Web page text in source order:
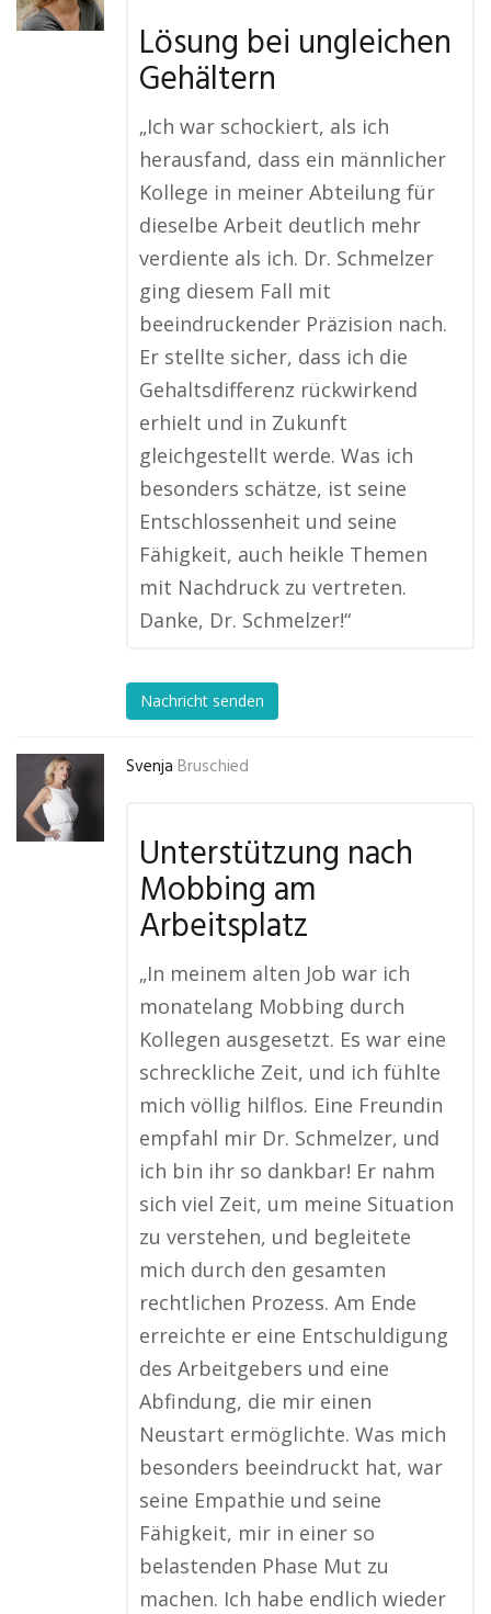
Lösung bei ungleichen
Gehältern
„Ich war schockiert, als ich
herausfand, dass ein männlicher
Kollege in meiner Abteilung für
dieselbe Arbeit deutlich mehr
verdiente als ich. Dr. Schmelzer
ging diesem Fall mit
beeindruckender Präzision nach.
Er stellte sicher, dass ich die
Gehaltsdifferenz rückwirkend
erhielt und in Zukunft
gleichgestellt werde. Was ich
besonders schätze, ist seine
Entschlossenheit und seine
Fähigkeit, auch heikle Themen
mit Nachdruck zu vertreten.
Danke, Dr. Schmelzer!“
Nachricht senden
Svenja Bruschied
Unterstützung nach
Mobbing am
Arbeitsplatz
„In meinem alten Job war ich
monatelang Mobbing durch
Kollegen ausgesetzt. Es war eine
schreckliche Zeit, und ich fühlte
mich völlig hilflos. Eine Freundin
empfahl mir Dr. Schmelzer, und
ich bin ihr so dankbar! Er nahm
sich viel Zeit, um meine Situation
zu verstehen, und begleitete
mich durch den gesamten
rechtlichen Prozess. Am Ende
erreichte er eine Entschuldigung
des Arbeitgebers und eine
Abfindung, die mir einen
Neustart ermöglichte. Was mich
besonders beeindruckt hat, war
seine Empathie und seine
Fähigkeit, mir in einer so
belastenden Phase Mut zu
machen. Ich habe endlich wieder